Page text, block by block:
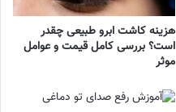
هزینه کاشت ابرو طبیعی چقدر
است؟ بررسی کامل قیمت و عوامل
موثر